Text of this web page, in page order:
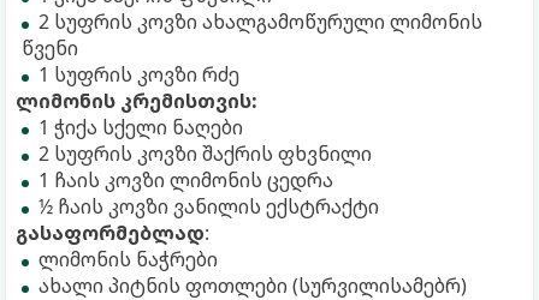
2 სუფრის კოვზი ახალგამოწურული ლიმონის
წვენი
1 სუფრის კოვზი რძე
ლიმონის კრემისთვის:
1 ჭიქა სქელი ნაღები
2 სუფრის კოვზი შაქრის ფხვნილი
1 ჩაის კოვზი ლიმონის ცედრა
½ ჩაის კოვზი ვანილის ექსტრაქტი
გასაფორმებლად:
ლიმონის ნაჭრები
ახალი პიტნის ფოთლები (სურვილისამებრ)